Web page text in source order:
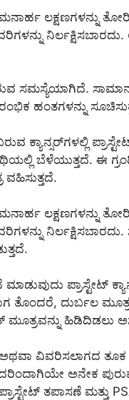
ಲಕ್ಷಣಗಳನ್ನು
ಸಮಸ್ಯೆಯಾಗಿದೆ.
ಹಂತಗಳನ್ನು
ಕ್ಯಾನ್ಸರ್‌ಗಳಲ್ಲಿ
ಬೆಳೆಯುತ್ತದೆ. ಈ
ವಹಿಸುತ್ತದೆ.
ಲಕ್ಷಣಗಳನ್ನು
ಪ್ರಾಸ್ಟೇಟ್
ತೊಂದರೆ, ದುರ್ಬಲ
ಮೂತ್ರವನ್ನು ಹಿಡಿದಿಡಲು
ವಿವರಿಸಲಾಗದ
ಅನೇಕ
ತಪಾಸಣೆ ಮತ್ತು